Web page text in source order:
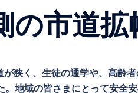
の市道
狭く、生徒の通学や、高齢
地域の皆さまにとって安全